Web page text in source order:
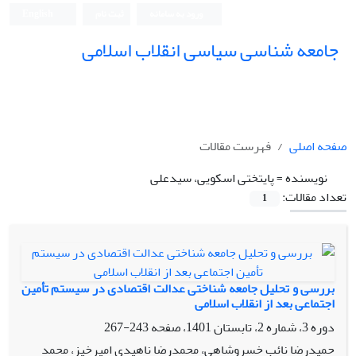
جامعه شناسی سیاسی انقلاب اسلامی
صفحه اصلی
فهرست مقالات
نویسنده =پایتختی اسکویی، سیدعلی
تعداد مقالات:
1
بررسی و تحلیل جامعه شناختی عدالت اقتصادی در سیستم تأمین
اجتماعی بعد از انقلاب اسلامی
دوره 3، شماره 2، تابستان 1401، صفحه
243-267
حمیدرضا نائب خسروشاهی، محمدرضا ناهیدی امیرخیز، محمد